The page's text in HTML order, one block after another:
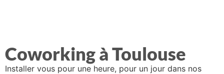
Coworking à Toulouse
Installer vous pour une heure, pour un jour dans nos